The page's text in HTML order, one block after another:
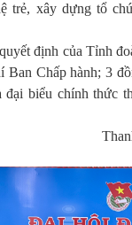
trẻ, xây dựng tổ
định của Tỉnh
Ban Chấp hành; 3
biểu chính thức